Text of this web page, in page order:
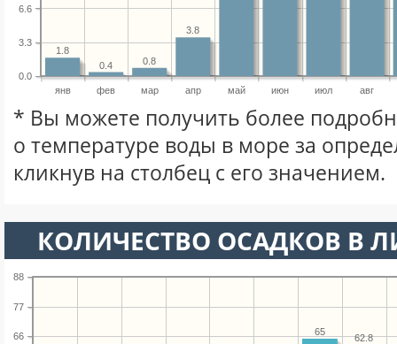
янв фев мар апр май июн июл авг
0.0
3.3
6.6
3.8
0.8
0.4
1.8
* Вы можете получить более
о температуре воды в море за
кликнув на столбец с его значением.
КОЛИЧЕСТВО ОСАДКОВ В
66
77
88
62.8
65